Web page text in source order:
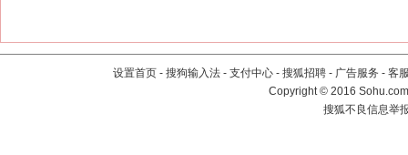
设置首页 - 搜狗输入法 - 支付中心 - 搜狐招聘 - 广告服务 - 客
Copyright©2016
搜狐不良信息举